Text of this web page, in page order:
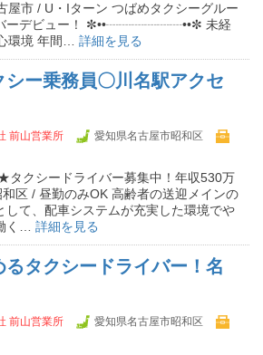
屋市 / U・Iターン つばめタクシーグルー
バーデビュー！ ✼••┈┈┈┈┈┈••✼ 未経
環境 年間… 詳細を見る
ー乗務員〇川名駅アクセ
前山営業所
愛知県名古屋市昭和区
タクシードライバー募集中！年収530万
区 / 昼勤のみOK 高齢者の送迎メインの
して、配車システムが充実した環境でや
く… 詳細を見る
るタクシードライバー！名
前山営業所
愛知県名古屋市昭和区